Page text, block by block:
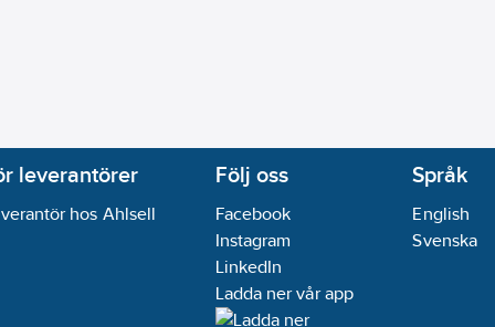
leverantörer
hos Ahlsell
Följ oss
Facebook
Instagram
LinkedIn
Ladda ner vår app
Språk
English
Svenska